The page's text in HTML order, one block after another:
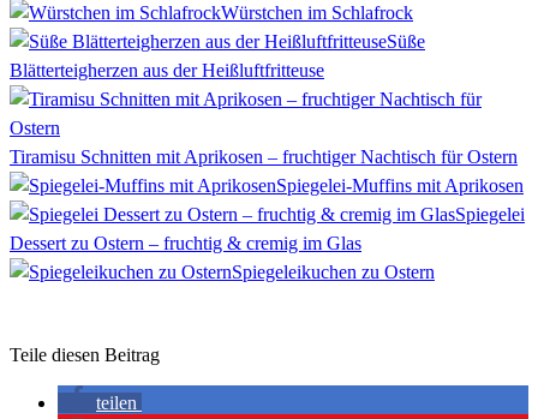
Würstchen im Schlafrock
Süße
Blätterteigherzen aus der Heißluftfritteuse
Tiramisu Schnitten mit Aprikosen – fruchtiger Nachtisch für Ostern
Spiegelei-Muffins mit Aprikosen
Spiegelei
Dessert zu Ostern – fruchtig & cremig im Glas
Spiegeleikuchen zu Ostern
Teile diesen Beitrag
teilen